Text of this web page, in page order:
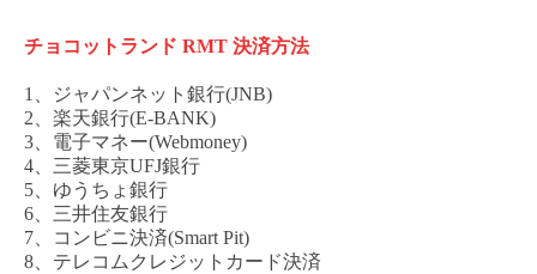
チョコットランド RMT 決済方法
1、ジャパンネット銀行(JNB)
2、楽天銀行(E-BANK)
3、電子マネー(Webmoney)
4、三菱東京UFJ銀行
5、ゆうちょ銀行
6、三井住友銀行
7、コンビニ決済(Smart Pit)
8、テレコムクレジットカード決済